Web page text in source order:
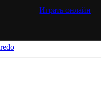
Играть онлайн